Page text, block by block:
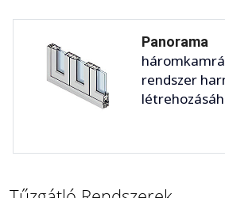
Panorama
rendszer